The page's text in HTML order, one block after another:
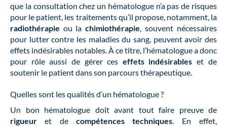
que la consultation chez un hématologue n’a pas de risques
pour le patient, les traitements qu’il propose, notamment, la
radiothérapie ou la chimiothérapie , souvent nécessaires
pour lutter contre les maladies du sang, peuvent avoir des
effets indésirables notables. À ce titre, l’hématologue a donc
pour rôle aussi de gérer ces effets indésirables et de
soutenir le patient dans son parcours thérapeutique.
Quelles sont les qualités d’un hématologue ?
Un bon hématologue doit avant tout faire preuve de
rigueur et de compétences techniques . En effet,